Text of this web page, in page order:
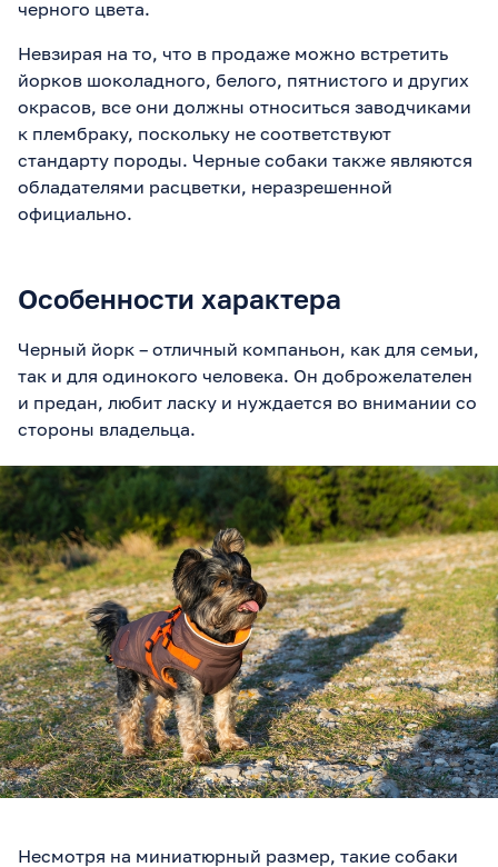
черного цвета.
Невзирая на то, что в продаже можно встретить
йорков шоколадного, белого, пятнистого и других
окрасов, все они должны относиться заводчиками
к плембраку, поскольку не соответствуют
стандарту породы. Черные собаки также являются
обладателями расцветки, неразрешенной
официально.
Особенности характера
Черный йорк – отличный компаньон, как для семьи,
так и для одинокого человека. Он доброжелателен
и предан, любит ласку и нуждается во внимании со
стороны владельца.
Несмотря на миниатюрный размер, такие собаки